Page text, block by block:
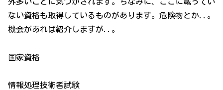
ない資格も取得しているものがあります。危険物とか..。
機会があれば紹介しますが..。
国家資格
情報処理技術者試験